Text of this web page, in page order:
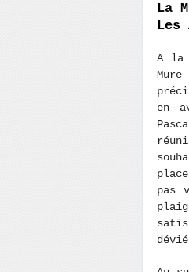
La
Les
A la
en
pas